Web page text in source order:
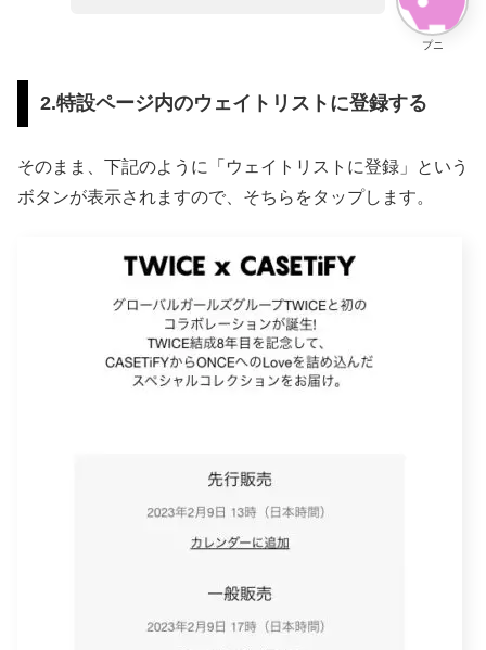
プニ
2.特設ページ内のウェイトリストに登録する
そのまま、下記のように「ウェイトリストに登録」という
ボタンが表示されますので、そちらをタップします。